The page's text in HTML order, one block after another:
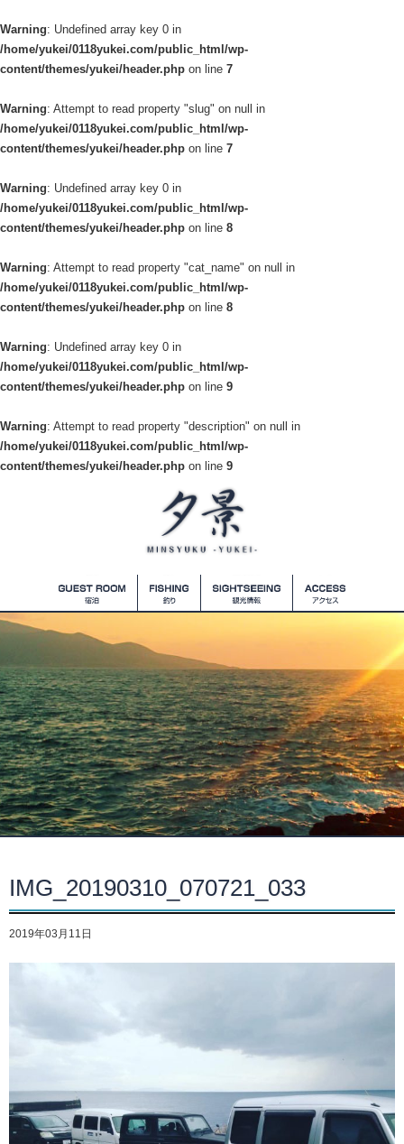
Warning: Undefined array key 0 in
/home/yukei/0118yukei.com/public_html/wp-
content/themes/yukei/header.php on line 7
Warning: Attempt to read property "slug" on null in
/home/yukei/0118yukei.com/public_html/wp-
content/themes/yukei/header.php on line 7
Warning: Undefined array key 0 in
/home/yukei/0118yukei.com/public_html/wp-
content/themes/yukei/header.php on line 8
Warning: Attempt to read property "cat_name" on null in
/home/yukei/0118yukei.com/public_html/wp-
content/themes/yukei/header.php on line 8
Warning: Undefined array key 0 in
/home/yukei/0118yukei.com/public_html/wp-
content/themes/yukei/header.php on line 9
Warning: Attempt to read property "description" on null in
/home/yukei/0118yukei.com/public_html/wp-
content/themes/yukei/header.php on line 9
IMG_20190310_070721_033
2019年03月11日